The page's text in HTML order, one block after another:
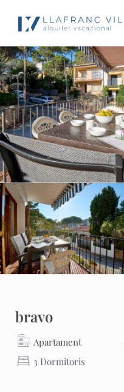
bravo
Apartament
3 Dormitoris